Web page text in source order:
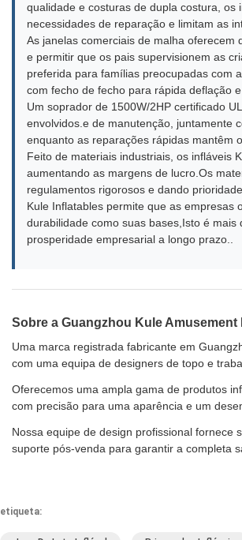
qualidade e costuras de dupla costura,
necessidades de reparação e limitam as
As janelas comerciais de malha
e permitir que os pais supervisionem as
preferida para famílias preocupadas com
com fecho de fecho para rápida deflação
Um soprador de 1500W/2HP certificado
envolvidos.e de manutenção, juntamente
enquanto as reparações rápidas mantêm
Feito de materiais industriais, os infláveis
aumentando as margens de lucro.Os
regulamentos rigorosos e dando
Kule Inflatables permite que as empresas
durabilidade como suas bases,Isto é
prosperidade empresarial a longo prazo..
Sobre a Guangzhou Kule Amusement
Uma marca registrada fabricante em
com uma equipa de designers de topo e
Oferecemos uma ampla gama de produtos
com precisão para uma aparência e um
Nossa equipe de design profissional fornece
suporte pós-venda para garantir a completa
etiqueta: